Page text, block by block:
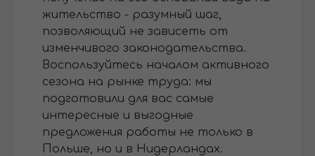
жительство - разумный шаг,
позволяющий не зависеть от
изменчивого законодательства.
Воспользуйтесь началом активного
сезона на рынке труда: мы
подготовили для вас самые
интересные и выгодные
предложения работы не только в
Польше, но и в Нидерландах.